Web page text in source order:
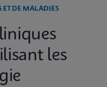
ET DE MALADIES
les